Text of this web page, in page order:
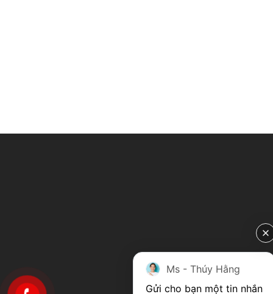
Ms - Thúy Hằng
Gửi cho bạn một tin nhắn